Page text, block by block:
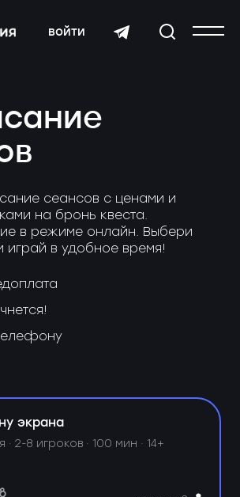
войти
сеансов с ценами и
на бронь квеста.
в режиме онлайн. Выбери
играй в удобное время!
экрана
·2-8 игроков · 100 мин · 14+